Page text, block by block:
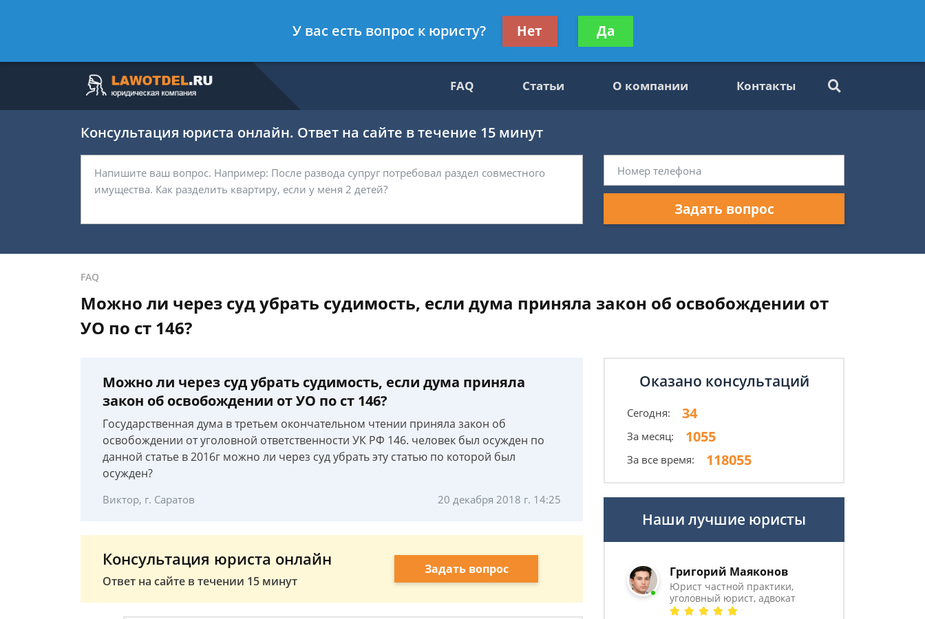
7 812 467-37-69
Получите консультацию
бесплатно
FAQ Статьи О компании Контакты
Консультация юриста онлайн. Ответ на сайте в течение 15 минут
Задать вопрос
FAQ
Можно ли через суд убрать судимость, если дума приняла закон об освобождении от
УО по ст 146?
Можно ли через суд убрать судимость, если дума приняла
закон об освобождении от УО по ст 146?
Государственная дума в третьем окончательном чтении приняла закон об
освобождении от уголовной ответственности УК РФ 146. человек был осужден по
данной статье в 2016г можно ли через суд убрать эту статью по которой был
осужден?
Виктор, г. Саратов 20 декабря 2018 г. 14:25
Консультация юриста онлайн
Ответ на сайте в течении 15 минут
Задать вопрос
Оказано консультаций
Сегодня: 34
За месяц: 1055
За все время: 118055
Наши лучшие юристы
Григорий Маяконов
Юрист частной практики,
уголовный юрист, адвокат
У вас есть вопрос к юристу? Нет Да